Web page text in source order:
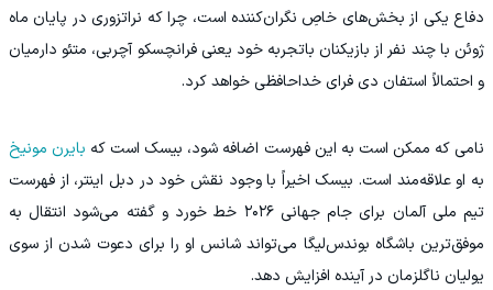
دفاع یکی از بخش‌های خاصِ نگران‌کننده است، چرا که نراتزوری در پایان ماه
ژوئن با چند نفر از بازیکنان باتجربه خود یعنی فرانچسکو آچربی، متئو دارمیان
و احتمالاً استفان دی فرای خداحافظی خواهد کرد.
نامی که ممکن است به این فهرست اضافه شود، بیسک است که بایرن مونیخ
به او علاقه‌مند است. بیسک اخیراً با وجود نقش خود در دبل اینتر، از فهرست
تیم ملی آلمان برای جام جهانی ۲۰۲۶ خط خورد و گفته می‌شود انتقال به
موفق‌ترین باشگاه بوندس‌لیگا می‌تواند شانس او را برای دعوت شدن از سوی
یولیان ناگلزمان در آینده افزایش دهد.